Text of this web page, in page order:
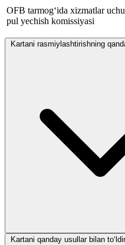
OFB tarmog‘ida xizmatlar
pul yechish komissiyasi
Kartani rasmiylashtirishning
Kartani qanday usullar bilan